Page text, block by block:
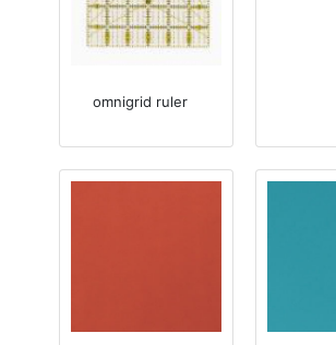
omnigrid ruler